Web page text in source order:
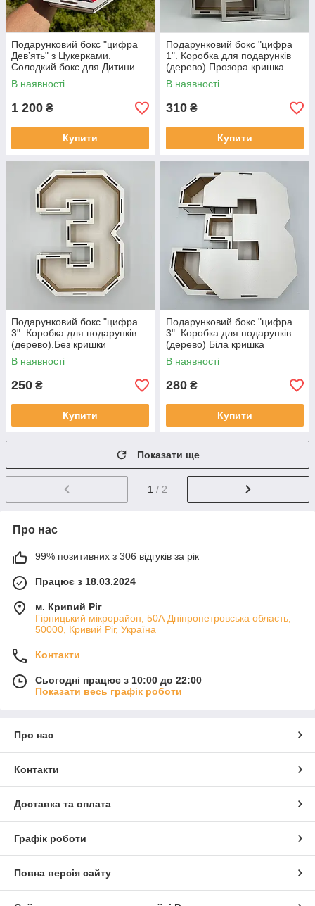
Подарунковий бокс "цифра
Девʼять" з Цукерками.
Солодкий бокс для Дитини
В наявності
1 200 ₴
Купити
Подарунковий бокс "цифра
1". Коробка для подарунків
(дерево) Прозора кришка
В наявності
310 ₴
Купити
Подарунковий бокс "цифра
3". Коробка для подарунків
(дерево).Без кришки
В наявності
250 ₴
Купити
Подарунковий бокс "цифра
3". Коробка для подарунків
(дерево) Біла кришка
В наявності
280 ₴
Купити
Показати ще
1 / 2
Про нас
99% позитивних з 306 відгуків за рік
Працює з 18.03.2024
м. Кривий Ріг
Гірницький мікрорайон, 50А Дніпропетровська область,
50000, Кривий Ріг, Україна
Контакти
Сьогодні працює з 10:00 до 22:00
Показати весь графік роботи
Про нас
Контакти
Доставка та оплата
Графік роботи
Повна версія сайту